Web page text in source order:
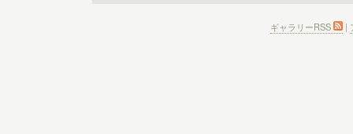
ギャラリーRSS |